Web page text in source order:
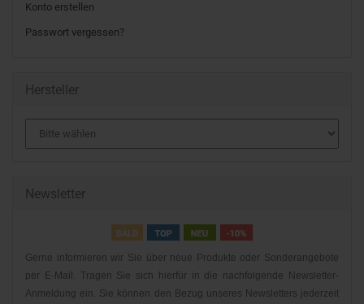
Konto erstellen
Passwort vergessen?
Hersteller
Newsletter
Gerne informieren wir Sie über neue Produkte oder Sonderangebote
per E-Mail. Tragen Sie sich hierfür in die nachfolgende Newsletter-
Anmeldung ein. Sie können den Bezug unseres Newsletters jederzeit